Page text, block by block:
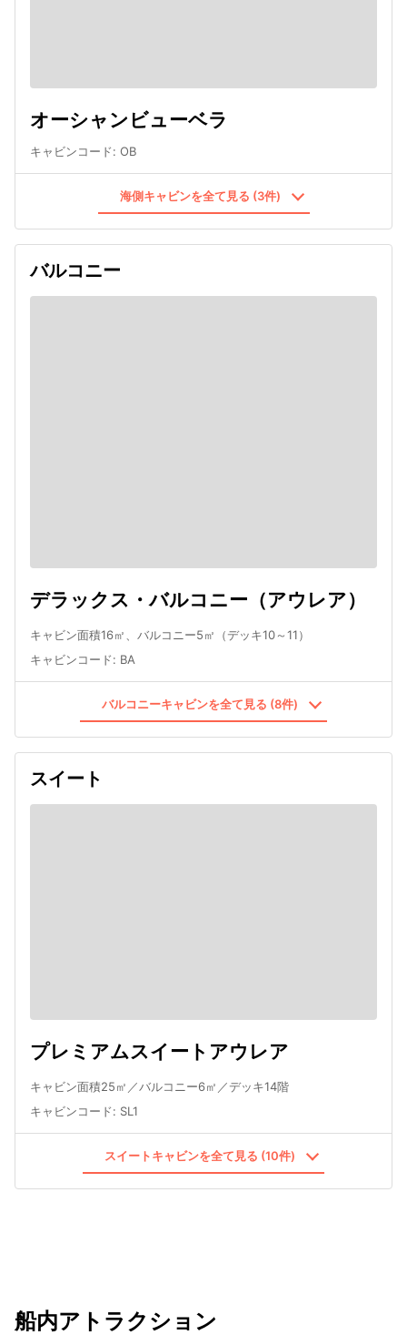
オーシャンビューベラ
キャビンコード: OB
海側キャビンを全て見る (3件)
バルコニー
デラックス・バルコニー（アウレア）
キャビン面積16㎡、バルコニー5㎡（デッキ10～11）
キャビンコード: BA
バルコニーキャビンを全て見る (8件)
スイート
プレミアムスイートアウレア
キャビン面積25㎡／バルコニー6㎡／デッキ14階
キャビンコード: SL1
スイートキャビンを全て見る (10件)
船内アトラクション